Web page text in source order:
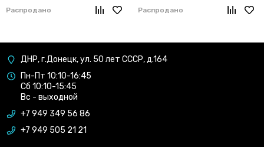
Распродано Распродано
ДНР, г.Донецк, ул. 50 лет СССР, д.164
Пн-Пт 10:10-16:45
Сб 10:10-15:45
Вс - выходной
+7 949 349 56 86
+7 949 505 21 21